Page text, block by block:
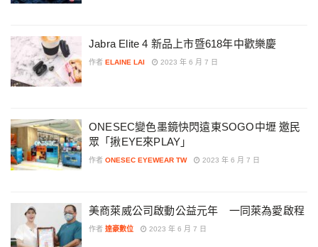
Jabra Elite 4 新品上市暨618年中歡樂慶
作者 ELAINE LAI 2023 年 6 月 7 日
ONESEC變色墨鏡快閃遠東SOGO中壢 邀民
眾「揪EYE來PLAY」
作者 ONESEC EYEWEAR TW 2023 年 6 月 7 日
美商萊威公司啟動公益元年 一同萊為愛啟程
作者 達豪數位 2023 年 6 月 7 日